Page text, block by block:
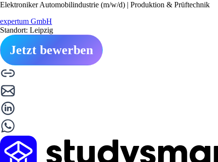
Elektroniker Automobilindustrie (m/w/d) | Produktion & Prüftechnik
expertum GmbH
Standort: Leipzig
Jetzt bewerben